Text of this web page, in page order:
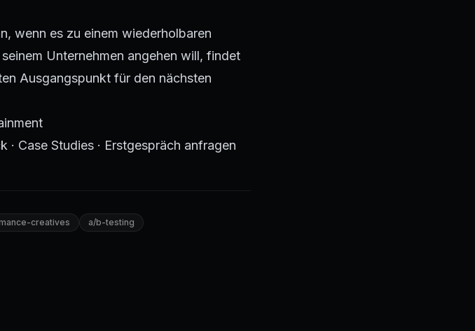
wenn es zu einem wiederholbaren
Unternehmen angehen will, findet
Ausgangspunkt für den nächsten
· Case Studies · Erstgespräch anfragen
creatives a/b-testing